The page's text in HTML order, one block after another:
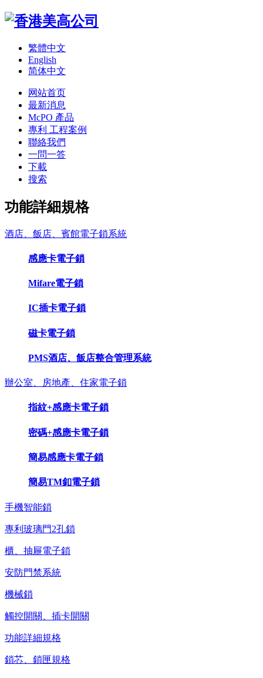
繁體中文
English
简体中文
网站首页
最新消息
McPO 產品
專利 工程案例
聯絡我們
一問一答
下載
搜索
功能詳細規格
酒店、飯店、賓館電子鎖系統
感應卡電子鎖
Mifare電子鎖
IC插卡電子鎖
磁卡電子鎖
PMS酒店、飯店整合管理系統
辦公室、房地產、住家電子鎖
指紋+感應卡電子鎖
密碼+感應卡電子鎖
簡易感應卡電子鎖
簡易TM釦電子鎖
手機智能鎖
專利玻璃門2孔鎖
櫃、抽屜電子鎖
安防門禁系統
機械鎖
觸控開關、插卡開關
功能詳細規格
鎖芯、鎖匣規格